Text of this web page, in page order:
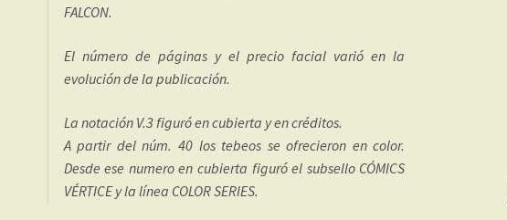
FALCON.
El número de páginas y el precio facial varió en la
evolución de la publicación.
La notación V.3 figuró en cubierta y en créditos.
A partir del núm. 40 los tebeos se ofrecieron en color.
Desde ese numero en cubierta figuró el subsello CÓMICS
VÉRTICE y la línea COLOR SERIES.